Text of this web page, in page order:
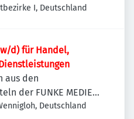
I, Deutschland
d) für Handel,
aus den
der FUNKE MEDIEN
Deutschland